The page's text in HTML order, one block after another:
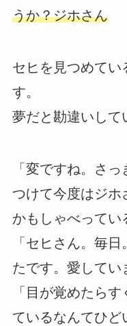
うか？ジホさん
セヒを見つめてい
す。
夢だと勘違いして
「変ですね。さ
つけて今度はジホ
かもしゃべってい
「セヒさん。毎
たです。愛してい
「目が覚めたら
ているなんてひど